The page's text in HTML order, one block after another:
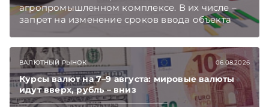
агропромышленном комплексе. В их числе –
запрет на изменение сроков ввода объекта
инвестиций в эксплуатацию и его выхода на
Telegram‑канал и Viber. Главное об экономике
Беларуси — раньше, чем в новостях
TelegramViber
ВАЛЮТНЫЙ РЫНОК 06.08.2026
Курсы валют на 7–9 августа: мировые валюты
идут вверх, рубль – вниз